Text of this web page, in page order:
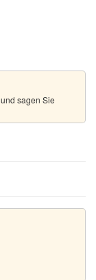
und sagen Sie